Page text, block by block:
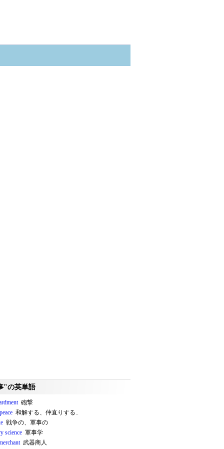
"の英単語
砲撃
和解する、仲直りする..
戦争の、軍事の
science 軍事学
武器商人